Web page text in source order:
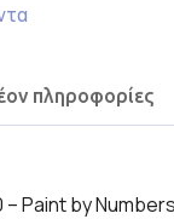
πληροφορίες
Paint by